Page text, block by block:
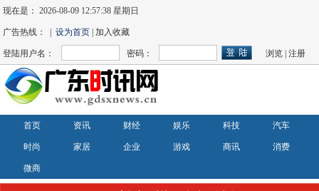
现在是：2026-08-09 12:57:39 星期日
广告热线： |设为首页 | 加入收藏
登陆用户名： 密码： 浏览 |注册
首页 资讯 财经 娱乐 科技 汽车
时尚 家居 企业 游戏 商讯 消费
微商